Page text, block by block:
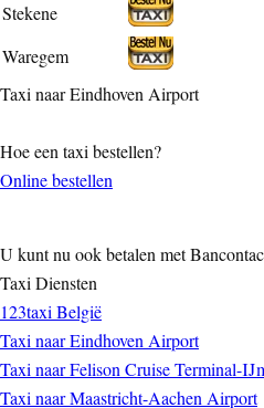
Stekene
Waregem
Taxi naar Eindhoven Airport
Hoe een taxi bestellen?
Online bestellen
U kunt nu ook betalen met
Taxi Diensten
123taxi België
Taxi naar Eindhoven Airport
Taxi naar Felison Cruise Terminal-
Taxi naar Maastricht-Aachen Airport